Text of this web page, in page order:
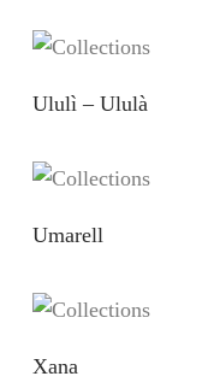
Ululì – Ululà
Umarell
Xana